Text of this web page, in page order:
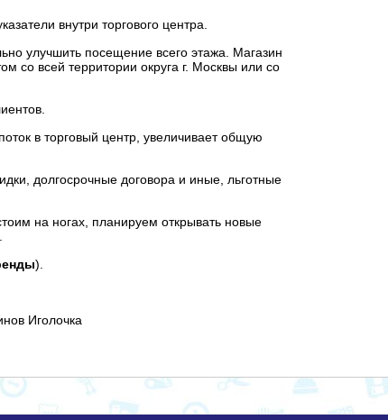
внутри торгового центра.
улучшить посещение всего этажа. Магазин
со всей территории округа г. Москвы или со
в торговый центр, увеличивает общую
долгосрочные договора и иные, льготные
на ногах, планируем открывать новые
).
Иголочка